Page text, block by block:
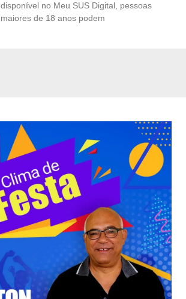
disponível no Meu SUS Digital, pessoas
maiores de 18 anos podem